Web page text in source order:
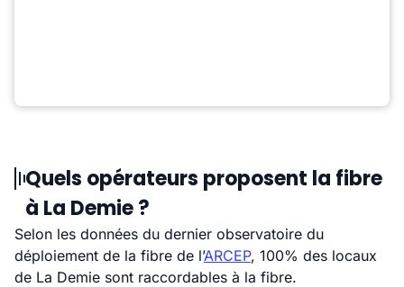
Quels opérateurs proposent la fibre
à La Demie ?
Selon les données du dernier observatoire du
déploiement de la fibre de l’ARCEP, 100% des locaux
de La Demie sont raccordables à la fibre.